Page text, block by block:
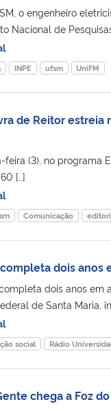
o engenheiro
Nacional de
INPE ufsm UniFM
de Reitor estreia
(3), no programa
[…]
Comunicação
dois anos
dois anos
de Santa Maria,
social Rádio
chega a Foz